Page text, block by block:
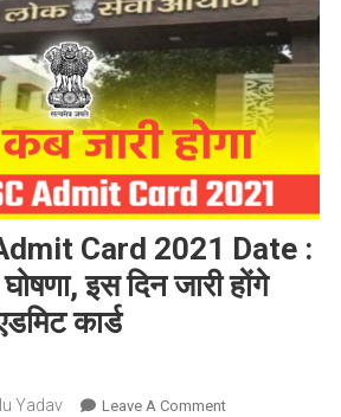
Card 2021 Date :
इस दिन जारी होंगे
कार्ड
Yadav Leave A CommentOn